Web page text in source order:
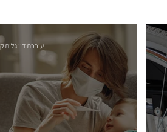
עורכת דין גלית